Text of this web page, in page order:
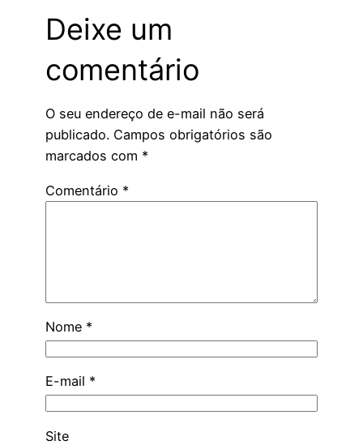
Deixe um
comentário
O seu endereço de e-mail não será
publicado. Campos obrigatórios são
marcados com *
Comentário *
Nome *
E-mail *
Site